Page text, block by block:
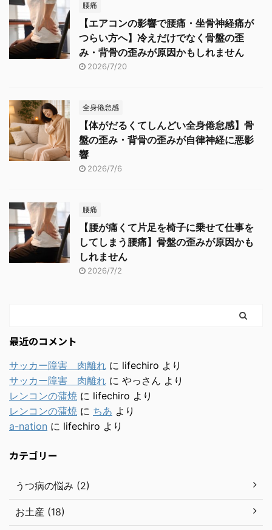
腰痛
【エアコンの影響で腰痛・坐骨神経痛が
つらい方へ】冷えだけでなく骨盤の歪
み・背骨の歪みが原因かもしれません
2026/7/20
全身倦怠感
【体がだるくてしんどい全身倦怠感】骨
盤の歪み・背骨の歪みが自律神経に悪影
響
2026/7/6
腰痛
【腰が痛くて片足を椅子に乗せて仕事を
してしまう腰痛】骨盤の歪みが原因かも
しれません
2026/7/2
最近のコメント
サッカー障害 肉離れ に lifechiro より
サッカー障害 肉離れ に やっさん より
レンコンの蒲焼 に lifechiro より
レンコンの蒲焼 に ちあ より
a-nation に lifechiro より
カテゴリー
うつ病の悩み (2)
お土産 (18)